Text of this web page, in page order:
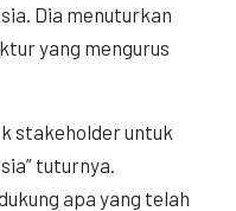
Dia menuturkan
yang mengurus
stakeholder untuk
tuturnya.
apa yang telah